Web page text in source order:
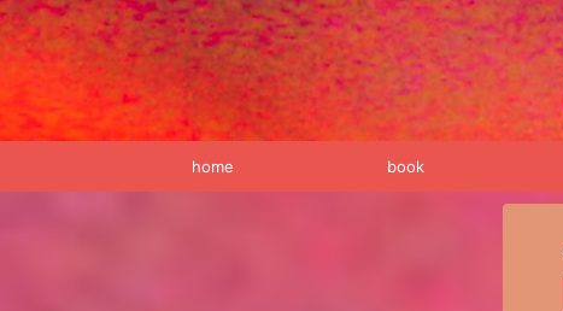
home book